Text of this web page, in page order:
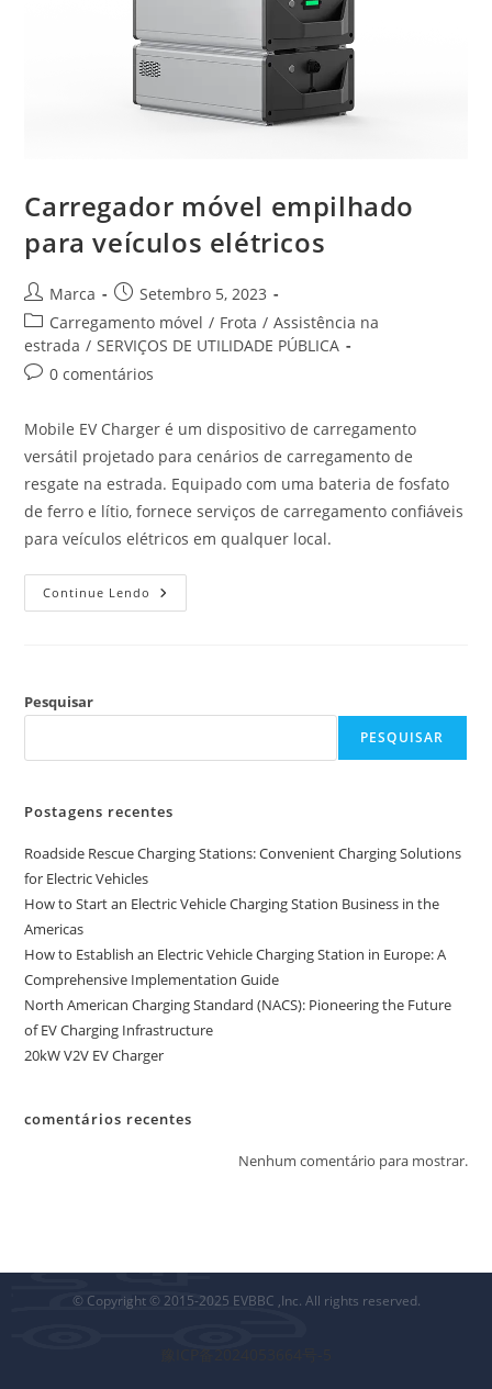
Carregador móvel empilhado
para veículos elétricos
Marca
Setembro 5, 2023
Carregamento móvel / Frota / Assistência na
estrada / SERVIÇOS DE UTILIDADE PÚBLICA
0 comentários
Mobile EV Charger é um dispositivo de carregamento
versátil projetado para cenários de carregamento de
resgate na estrada. Equipado com uma bateria de fosfato
de ferro e lítio, fornece serviços de carregamento confiáveis
para veículos elétricos em qualquer local.
Continue Lendo
Pesquisar
PESQUISAR
Postagens recentes
Roadside Rescue Charging Stations: Convenient Charging Solutions
for Electric Vehicles
How to Start an Electric Vehicle Charging Station Business in the
Americas
How to Establish an Electric Vehicle Charging Station in Europe: A
Comprehensive Implementation Guide
North American Charging Standard (NACS): Pioneering the Future
of EV Charging Infrastructure
20kW V2V EV Charger
comentários recentes
Nenhum comentário para mostrar.
© Copyright © 2015-2025 EVBBC ,Inc. All rights reserved.